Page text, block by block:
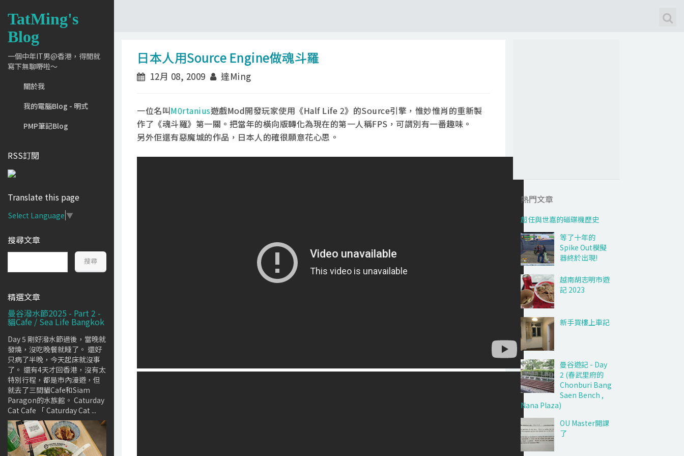
TatMing's
Blog
一個中年IT男@香港，得閒就
寫下無聊嘢啦～
關於我
我的電腦Blog - 明式
PMP筆記Blog
RSS訂閱
Translate this page
Select Language ▼
搜尋文章
精選文章
曼谷潑水節2025 - Part 2 -
貓Cafe / Sea Life Bangkok
Day 5 剛好潑水節過後，當晚就
發燒，沒吃晚餐就睡了。 還好
只病了半晚，今天起床就沒事
了。 還有4天才回香港，沒有太
特別行程，都是市內漫遊，但
就去了三間貓Cafe和Siam
Paragon的水族館。 Caturday
Cat Cafe 「 Caturday Cat ...
日本人用Source Engine做魂斗羅
12月 08, 2009 達Ming
一位名叫M0rtanius遊戲Mod開發玩家使用《Half Life 2》的Source引擎，惟妙惟肖的重新製
作了《魂斗羅》第一關。把當年的橫向版轉化為現在的第一人稱FPS，可謂別有一番趣味。
另外佢還有惡魔城的作品，日本人的確很願意花心思。
熱門文章
超任與世嘉的磁碟機歷史
等了十年的
Spike Out模擬
器終於出現!
越南胡志明市遊
記 2023
新手買樓上車記
曼谷遊記 - Day
2 (春武里府的
Chonburi Bang
Saen Bench ,
Nana Plaza)
OU Master開課
了